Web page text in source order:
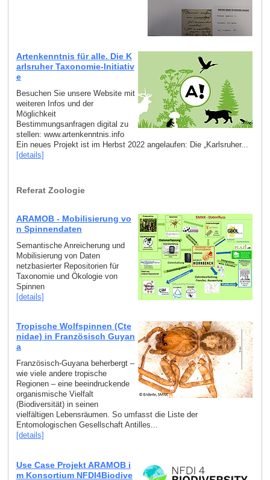
Artenkenntnis für alle. Die K
arlsruher Taxonomie-Initiativ
e
Besuchen Sie unsere Website mit
weiteren Infos und der
Möglichkeit
Bestimmungsanfragen digital zu
stellen: www.artenkenntnis.info
Ein neues Projekt ist im Herbst 2022 angelaufen: Die „Karlsruher...
[details]
Referat Zoologie
ARAMOB - Mobilisierung vo
n Spinnendaten
Semantische Anreicherung und
Mobilisierung von Daten
netzbasierter Repositorien für
Taxonomie und Ökologie von
Spinnen
[details]
Tropische Wolfspinnen (Cte
nidae) in Französisch Guyan
a
Französisch-Guyana beherbergt –
wie viele andere tropische
Regionen – eine beeindruckende
organismische Vielfalt
(Biodiversität) in seinen
vielfältigen Lebensräumen. So umfasst die Liste der
Entomologischen Gesellschaft Antilles...
[details]
Use Case Projekt ARAMOB i
m Konsortium NFDI4Biodive